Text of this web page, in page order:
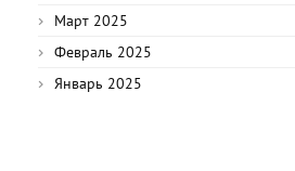
Март 2025
Февраль 2025
Январь 2025